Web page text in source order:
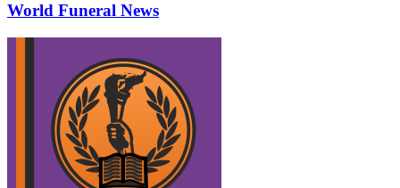
World Funeral News